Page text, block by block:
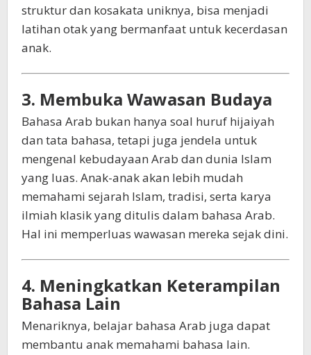
struktur dan kosakata uniknya, bisa menjadi
latihan otak yang bermanfaat untuk kecerdasan
anak.
3. Membuka Wawasan Budaya
Bahasa Arab bukan hanya soal huruf hijaiyah
dan tata bahasa, tetapi juga jendela untuk
mengenal kebudayaan Arab dan dunia Islam
yang luas. Anak-anak akan lebih mudah
memahami sejarah Islam, tradisi, serta karya
ilmiah klasik yang ditulis dalam bahasa Arab.
Hal ini memperluas wawasan mereka sejak dini.
4. Meningkatkan Keterampilan
Bahasa Lain
Menariknya, belajar bahasa Arab juga dapat
membantu anak memahami bahasa lain.